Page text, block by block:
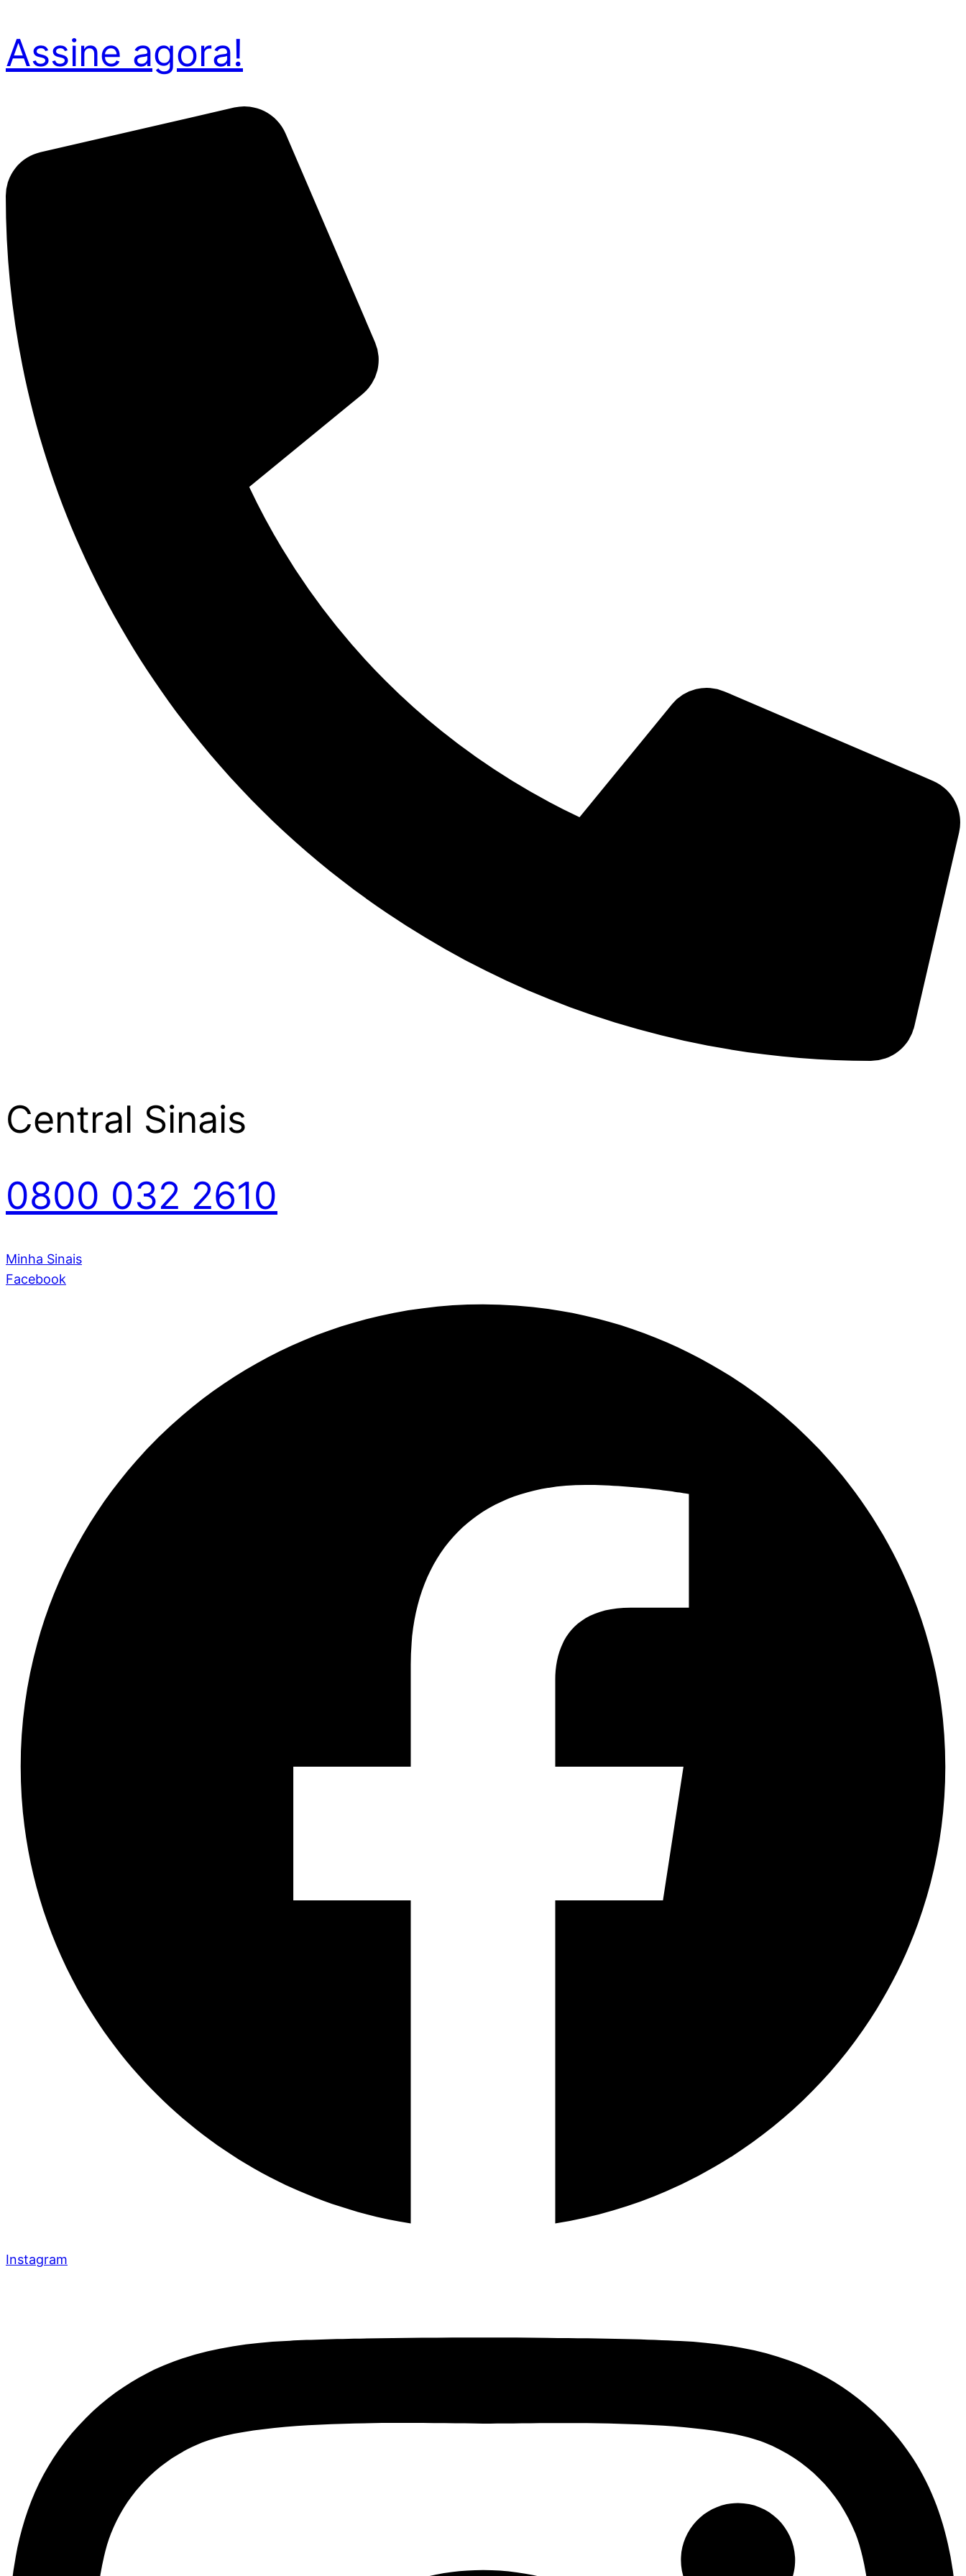
Assine agora!
Central Sinais
0800 032 2610
Minha Sinais
Facebook
Instagram